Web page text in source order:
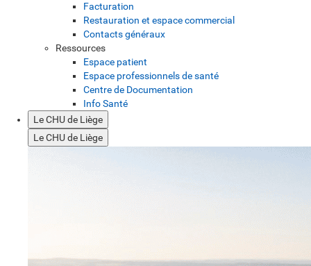
Facturation
Restauration et espace commercial
Contacts généraux
Ressources
Espace patient
Espace professionnels de santé
Centre de Documentation
Info Santé
Le CHU de Liège
Le CHU de Liège